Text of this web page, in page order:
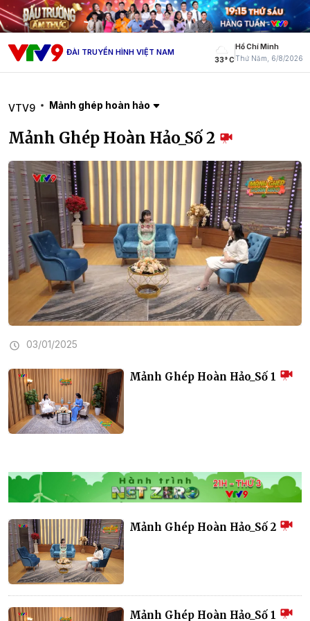
ĐÀI TRUYỀN HÌNH VIỆT NAM
33° C
Hồ Chí Minh
Thứ Năm, 6/8/2026
VTV9 Mảnh ghép hoàn hảo
Mảnh Ghép Hoàn Hảo_Số 2
03/01/2025
Mảnh Ghép Hoàn Hảo_Số 1
Mảnh Ghép Hoàn Hảo_Số 2
Mảnh Ghép Hoàn Hảo_Số 1